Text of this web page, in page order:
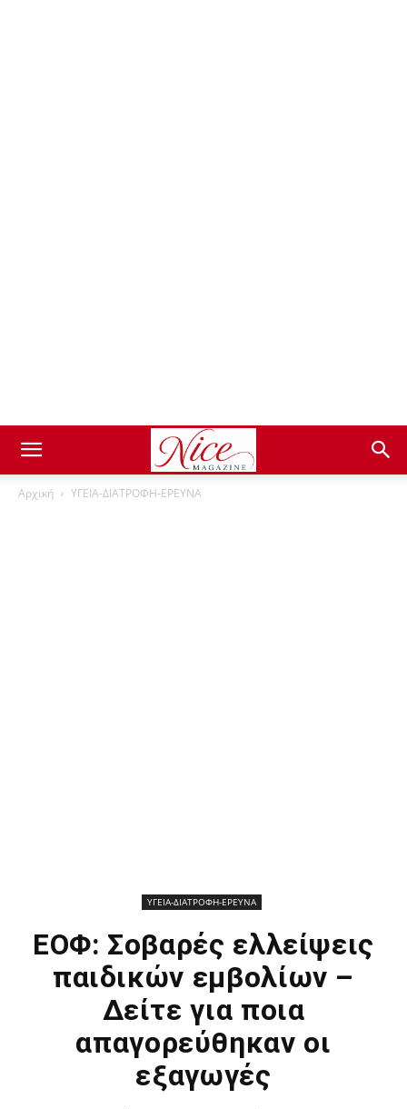
Αρχική ΥΓΕΙΑ-ΔΙΑΤΡΟΦΗ-ΕΡΕΥΝΑ
ΥΓΕΙΑ-ΔΙΑΤΡΟΦΗ-ΕΡΕΥΝΑ
ΕΟΦ: Σοβαρές ελλείψεις
παιδικών εμβολίων –
Δείτε για ποια
απαγορεύθηκαν οι
εξαγωγές